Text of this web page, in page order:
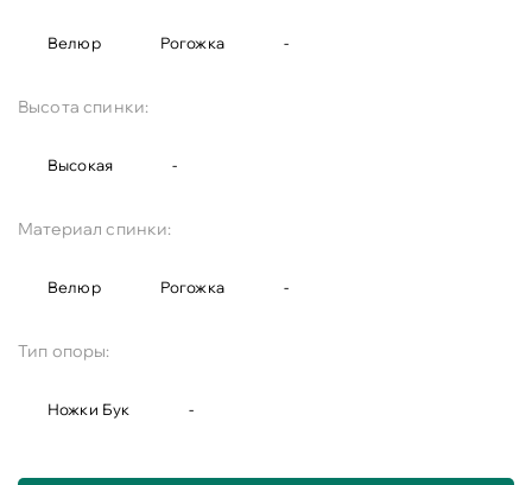
Велюр Рогожка -
Высота спинки:
Высокая -
Материал спинки:
Велюр Рогожка -
Тип опоры:
Ножки Бук -